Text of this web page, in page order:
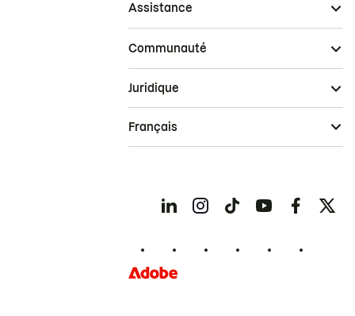
Assistance
Communauté
Juridique
Français